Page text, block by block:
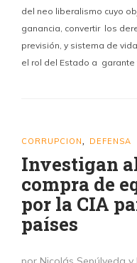
del neo liberalismo cuyo
ganancia, convertir los
previsión, y sistema de
el rol del Estado a
CORRUPCION DEFENSA
Investigan
compra de
por la CIA
países